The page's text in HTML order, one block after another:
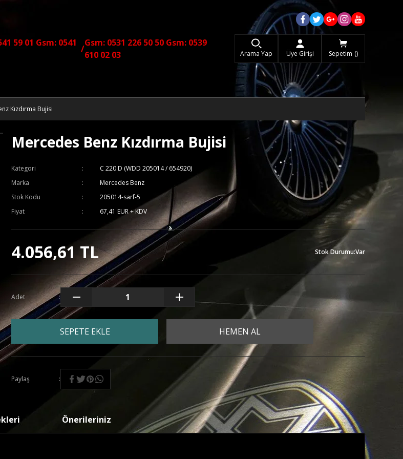
59 01 Gsm: 0541
/
Gsm: 0531 226 50 50 Gsm: 0539
610 02 03
Arama Yap Üye Girişi Sepetim
Kızdırma Bujisi
Mercedes Benz Kızdırma Bujisi
Kategori
C 220 D (WDD 205014 / 654920)
Marka
Mercedes Benz
Stok Kodu
205014-sarf-5
Fiyat
67,41 EUR + KDV
4.056,61 TL Stok Durumu:Var
Adet
SEPETE EKLE HEMEN AL
Paylaş
Önerileriniz